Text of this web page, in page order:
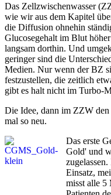
Das Zellzwischenwasser
wie wir aus dem Kapitel
die Diffusion ohnehin
Glucosegehalt im Blut
langsam dorthin. Und
geringer sind die
Medien. Nur wenn der BZ
festzustellen, die zeitlich
gibt es halt nicht im Turbo-
Die Idee, dann im ZZW den
mal so neu.
Das erste
Gold' und
Einsatz,
misst alle 5